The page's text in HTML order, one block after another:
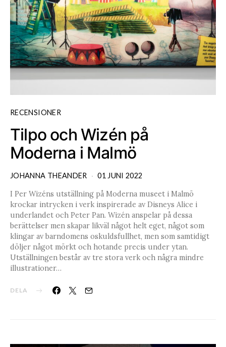
RECENSIONER
Tilpo och Wizén på
Moderna i Malmö
JOHANNA THEANDER 01 JUNI 2022
I Per Wizéns utställning på Moderna museet i Malmö
krockar intrycken i verk inspirerade av Disneys Alice i
underlandet och Peter Pan. Wizén anspelar på dessa
berättelser men skapar likväl något helt eget, något som
klingar av barndomens oskuldsfullhet, men som samtidigt
döljer något mörkt och hotande precis under ytan.
Utställningen består av tre stora verk och några mindre
illustrationer…
DELA